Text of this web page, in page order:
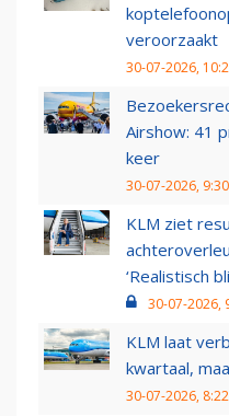
veroorzaakt
30-07-2026,
Airshow: 41
keer
30-07-2026, 9:30
KLM ziet
‘Realistisch
30-07-2026,
KLM laat
kwartaal,
30-07-2026, 8:22